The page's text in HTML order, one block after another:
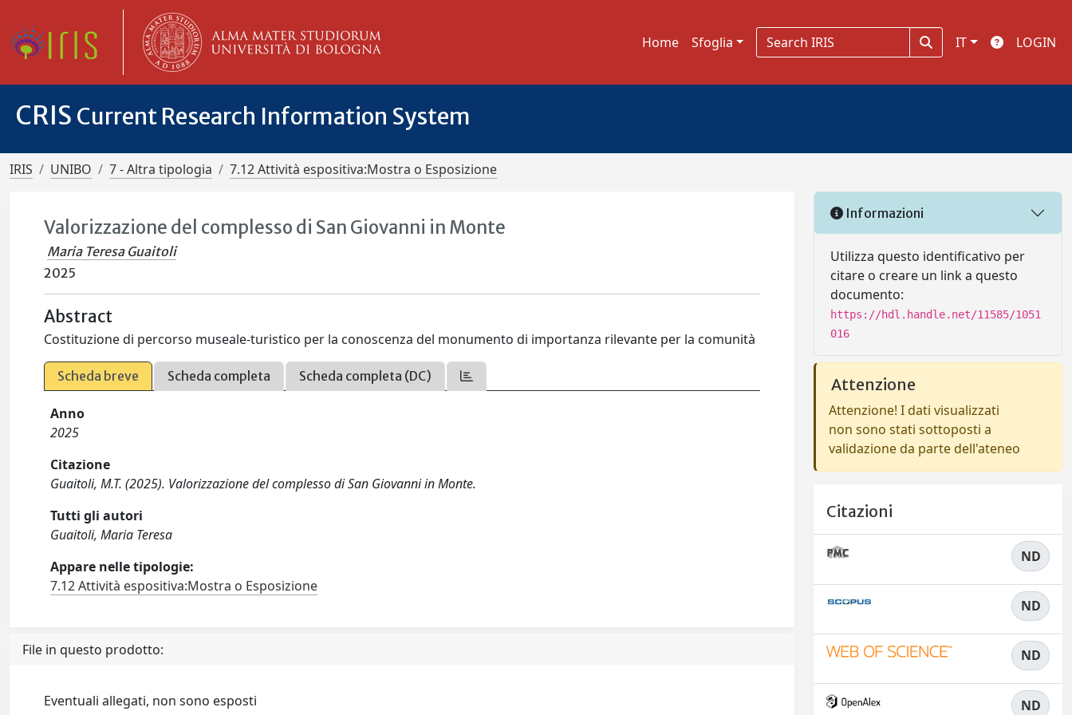
Home Sfoglia IT LOGIN
CRIS Current Research Information System
IRIS UNIBO 7 - Altra tipologia 7.12 Attività espositiva:Mostra o Esposizione
Valorizzazione del complesso di San Giovanni in Monte
Maria Teresa Guaitoli
2025
Abstract
Costituzione di percorso museale-turistico per la conoscenza del monumento di importanza rilevante per la comunità
Scheda breve Scheda completa Scheda completa (DC)
Anno
2025
Citazione
Guaitoli, M.T. (2025). Valorizzazione del complesso di San Giovanni in Monte.
Tutti gli autori
Guaitoli, Maria Teresa
Appare nelle tipologie:
7.12 Attività espositiva:Mostra o Esposizione
File in questo prodotto:
Eventuali allegati, non sono esposti
Informazioni
Utilizza questo identificativo per
citare o creare un link a questo
documento:
https://hdl.handle.net/11585/1051
016
Attenzione
Attenzione! I dati visualizzati
non sono stati sottoposti a
validazione da parte dell'ateneo
Citazioni
ND
ND
ND
ND